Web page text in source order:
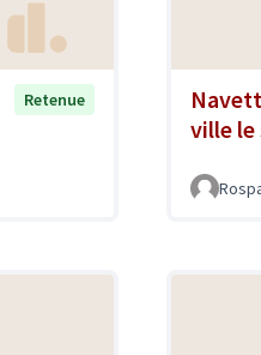
Retenue
ville le